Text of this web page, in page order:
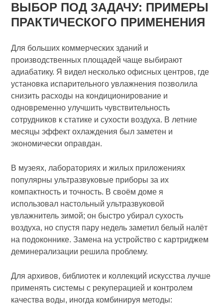
ВЫБОР ПОД ЗАДАЧУ: ПРИМЕРЫ
ПРАКТИЧЕСКОГО ПРИМЕНЕНИЯ
Для больших коммерческих зданий и
производственных площадей чаще выбирают
адиабатику. Я видел несколько офисных центров, где
установка испарительного увлажнения позволила
снизить расходы на кондиционирование и
одновременно улучшить чувствительность
сотрудников к статике и сухости воздуха. В летние
месяцы эффект охлаждения был заметен и
экономически оправдан.
В музеях, лабораториях и жилых приложениях
популярны ультразвуковые приборы за их
компактность и точность. В своём доме я
использовал настольный ультразвуковой
увлажнитель зимой; он быстро убирал сухость
воздуха, но спустя пару недель заметил белый налёт
на подоконнике. Замена на устройство с картриджем
деминерализации решила проблему.
Для архивов, библиотек и коллекций искусства лучше
применять системы с рекуперацией и контролем
качества воды, иногда комбинируя методы: